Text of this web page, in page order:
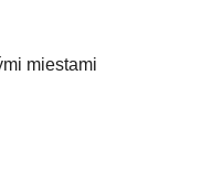
miestami